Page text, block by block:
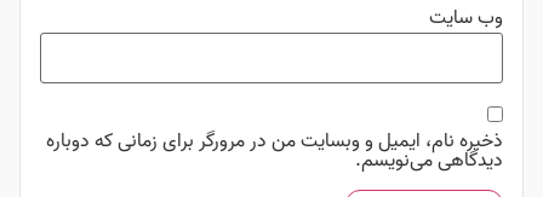
وب‌ سایت
ذخیره نام، ایمیل و وبسایت من در مرورگر برای زمانی که دوباره
دیدگاهی می‌نویسم.